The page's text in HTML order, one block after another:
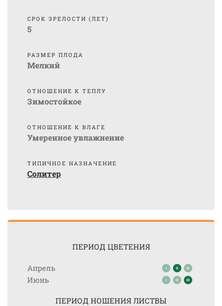
СРОК ЗРЕЛОСТИ (ЛЕТ)
5
РАЗМЕР ПЛОДА
Мелкий
ОТНОШЕНИЕ К ТЕПЛУ
Зимостойкое
ОТНОШЕНИЕ К ВЛАГЕ
Умеренное увлажнение
ТИПИЧНОЕ НАЗНАЧЕНИЕ
Солитер
ПЕРИОД ЦВЕТЕНИЯ
Апрель
Июнь
ПЕРИОД НОШЕНИЯ ЛИСТВЫ